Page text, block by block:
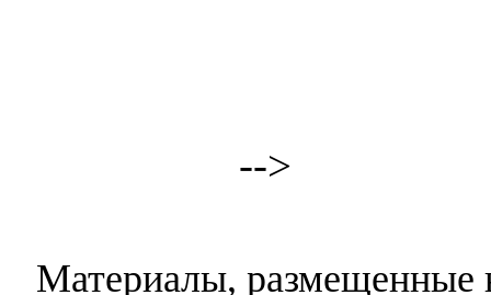
-->
Материалы, размещенные